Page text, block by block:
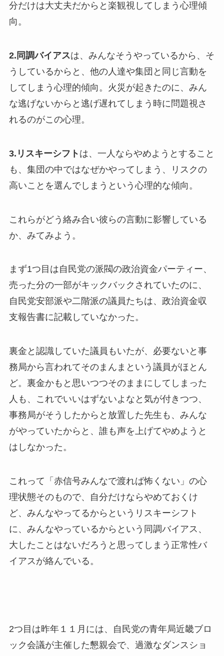
分だけは大丈夫だからと楽観視してしまう心理傾
向。
2.同調バイアスは、みんなそうやっているから、そ
うしているからと、他の人達や集団と同じ言動を
してしまう心理的傾向。火災が起きたのに、みん
な逃げないからと逃げ遅れてしまう時に問題視さ
れるのがこの心理。
3.リスキーシフト は、一人ならやめようとすること
も、集団の中ではなぜかやってしまう、リスクの
高いことを選んでしまうという心理的な傾向。
これらがどう絡み合い彼らの言動に影響している
か、みてみよう。
まず1つ目は自 民党の派閥の政治資金パーティー、
売った分の一部がキックバックされていたのに、
自民党安部派や二階派の議員たちは、政治資金収
支報告書に記載していなかった。
裏金と認識していた議員もいたが、必要ないと事
務局から言われてそのまんまという議員がほとん
ど。裏金かもと思いつつそのままにしてしまった
人も、これでいいはずないよなと気が付きつつ、
事務局がそうしたからと放置した先生も、みんな
がやっていたからと、誰も声を上げてやめようと
はしなかった。
これって「赤信号みんなで渡れば怖くない」の心
理状態そのもので、自分だけならやめておくけ
ど、みんなやってるからというリスキーシフト
に、みんなやっているからという同調バイアス、
大したことはないだろうと思ってしまう正常性バ
イアスが絡んでいる。
2つ目は昨年１１月には、自民党の青年局近畿ブロ
ック会議が主催した懇親会で、過激なダンスショ